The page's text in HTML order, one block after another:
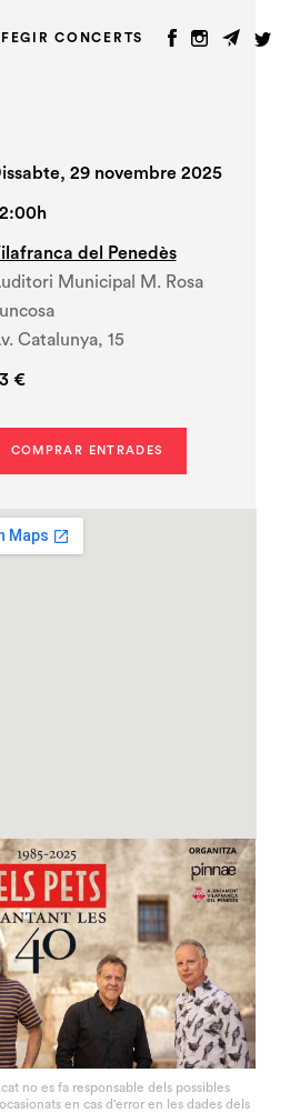
CONCERTS
29 novembre 2025
del Penedès
Municipal M. Rosa
Catalunya, 15
€
COMPRAR ENTRADES
no es fa responsable dels possibles
en cas d'error en les dades dels